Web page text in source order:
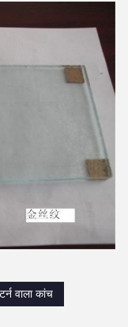
वाला कांच